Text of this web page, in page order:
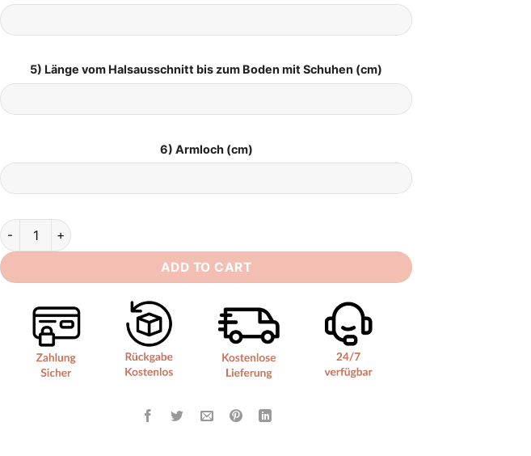
5) Länge vom Halsausschnitt bis zum Boden mit Schuhen (cm)
6) Armloch (cm)
Brautkleid Mollig quantity
ADD TO CART